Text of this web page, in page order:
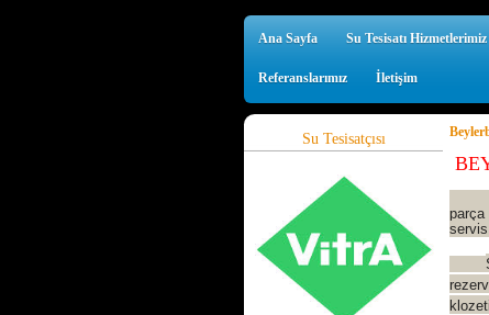
Ana Sayfa Su Tesisatı Hizmetlerimiz
Referanslarımız İletişim
Su Tesisatçısı
Her
parça